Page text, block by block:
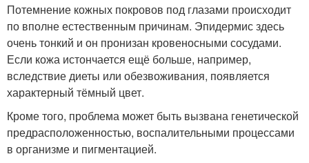
Потемнение кожных покровов под глазами происходит
по вполне естественным причинам. Эпидермис здесь
очень тонкий и он пронизан кровеносными сосудами.
Если кожа истончается ещё больше, например,
вследствие диеты или обезвоживания, появляется
характерный тёмный цвет.
Кроме того, проблема может быть вызвана генетической
предрасположенностью, воспалительными процессами
в организме и пигментацией.